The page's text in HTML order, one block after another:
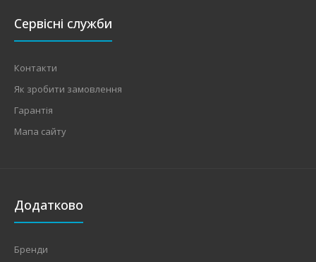
Сервісні служби
Контакти
Як зробити замовлення
Гарантія
Мапа сайту
Додатково
Бренди